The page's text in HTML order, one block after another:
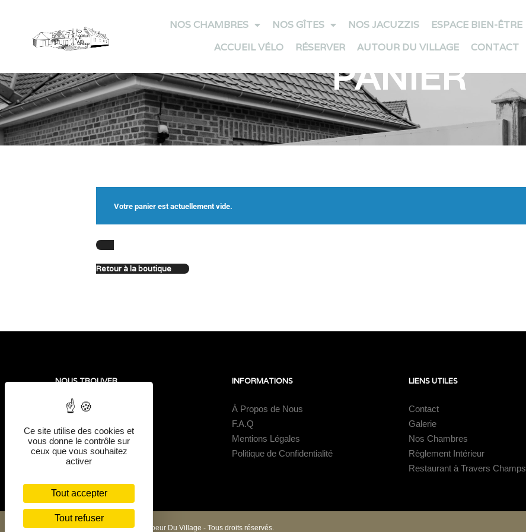
NOS CHAMBRES NOS GÎTES NOS JACUZZIS ESPACE BIEN-ÊTRE
ACCUEIL VÉLO
RÉSERVER AUTOUR DU VILLAGE CONTACT
PANIER
Votre panier est actuellement vide.
Retour à la boutique
NOUS TROUVER
Au Coeur Du Village
62170
Saint-Aubin
INFORMATIONS
À Propos de Nous
F.A.Q
Mentions Légales
Politique de Confidentialité
LIENS UTILES
Contact
Galerie
Nos Chambres
Règlement Intérieur
Restaurant à Travers Champs
© Copyright 2022 - Gîtes Au Coeur Du Village - Tous droits réservés.
Ce site utilise des cookies et
vous donne le contrôle sur
ceux que vous souhaitez
activer
Tout accepter
Tout refuser